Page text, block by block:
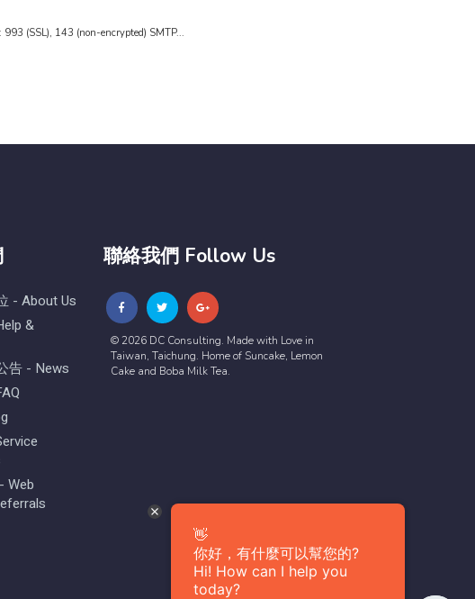
(SSL), 143 (non-encrypted) SMTP...
- About Us
&
告 - News
Web
聯絡我們 Follow Us
© 2026 DC Consulting. Made with Love in
Taiwan, Taichung. Home of Suncake, Lemon
Cake and Boba Milk Tea.
👋
你好，有什麼可以幫您的?
Hi! How can I help you
today?